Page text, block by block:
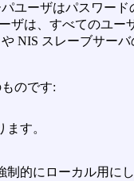
ユーザはパスワー
ザは、すべてのユー
NIS スレーブサー
のです:
す。
制的にローカル用に